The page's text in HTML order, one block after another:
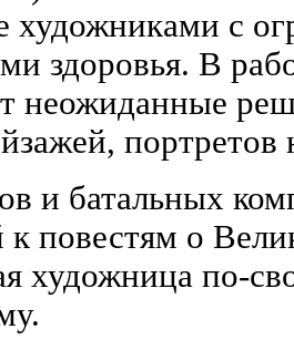
художниками с
здоровья. В
неожиданные
и батальных
повестям о
художница по-